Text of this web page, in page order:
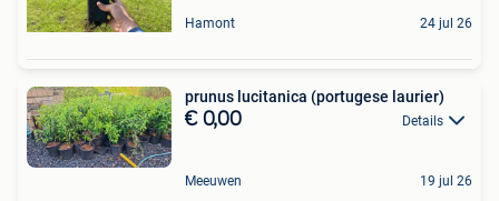
Hamont 24 jul 26
prunus lucitanica (portugese laurier)
€ 0,00 Details
Meeuwen 19 jul 26